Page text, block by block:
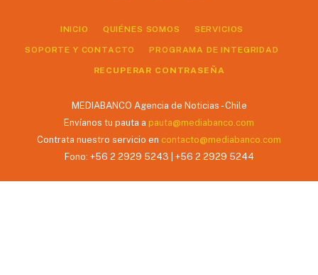
INICIO QUIÉNES SOMOS SERVICIOS
SOPORTE Y CONTACTO PROGRAMA DE INTEGRIDAD
RECUPERAR CONTRASEÑA
MEDIABANCO Agencia de Noticias - Chile
Envíanos tu pauta a pauta@mediabanco.com
Contrata nuestro servicio en contacto@mediabanco.com
Fono: +56 2 2929 5243 | +56 2 2929 5244